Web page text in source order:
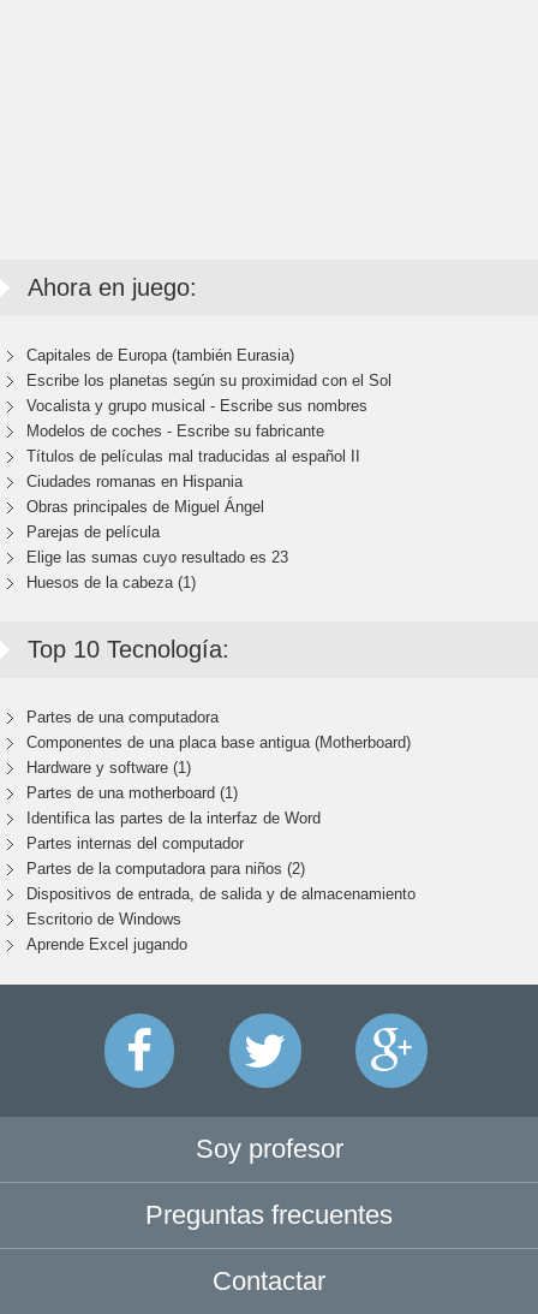
Ahora en juego:
Capitales de Europa (también Eurasia)
Escribe los planetas según su proximidad con el Sol
Vocalista y grupo musical - Escribe sus nombres
Modelos de coches - Escribe su fabricante
Títulos de películas mal traducidas al español II
Ciudades romanas en Hispania
Obras principales de Miguel Ángel
Parejas de película
Elige las sumas cuyo resultado es 23
Huesos de la cabeza (1)
Top 10 Tecnología:
Partes de una computadora
Componentes de una placa base antigua (Motherboard)
Hardware y software (1)
Partes de una motherboard (1)
Identifica las partes de la interfaz de Word
Partes internas del computador
Partes de la computadora para niños (2)
Dispositivos de entrada, de salida y de almacenamiento
Escritorio de Windows
Aprende Excel jugando
Soy profesor
Preguntas frecuentes
Contactar